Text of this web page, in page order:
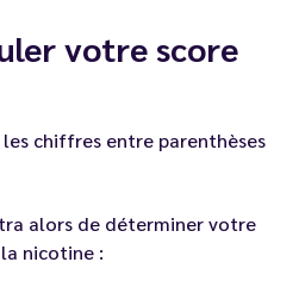
votre score
chiffres entre parenthèses
alors de déterminer votre
nicotine :